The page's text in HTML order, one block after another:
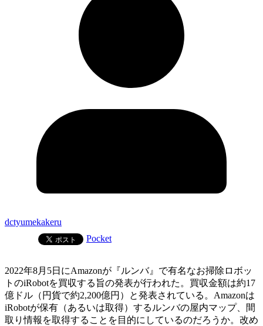
dctyumekakeru
Pocket
2022年8月5日にAmazonが『ルンバ』で有名なお掃除ロボッ
トのiRobotを買収する旨の発表が行われた。買収金額は約17
億ドル（円貨で約2,200億円）と発表されている。Amazonは
iRobotが保有（あるいは取得）するルンバの屋内マップ、間
取り情報を取得することを目的にしているのだろうか。改め